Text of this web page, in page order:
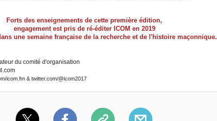
Forts des enseignements de cette première édition,
engagement est pris de ré-éditer ICOM en 2019
une semaine française de la recherche et de l'histoire maçonnique.
du comité d'organisation
icom.fm & twitter.com/@icom2017